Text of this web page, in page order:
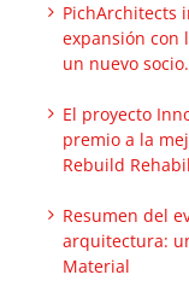
PichArchitects
expansión con
un nuevo socio.
El proyecto
premio a la
Rebuild
Resumen del
arquitectura:
Material